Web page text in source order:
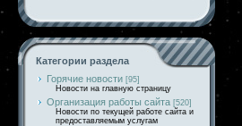
Категории раздела
Горячие новости [95]
Новости на главную страницу
Организация работы сайта [520]
Новости по текущей работе сайта и
предоставляемым услугам